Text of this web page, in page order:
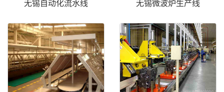
无锡自动化流水线 无锡微波炉生产线